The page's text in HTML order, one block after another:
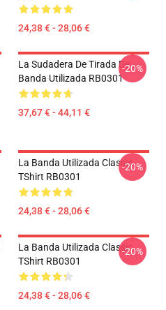
24,38 € - 28,06 €
La Sudadera De Tirada De
Banda Utilizada RB0301
37,67 € - 44,11 €
-20%
La Banda Utilizada Classic
TShirt RB0301
24,38 € - 28,06 €
-20%
La Banda Utilizada Classic
TShirt RB0301
24,38 € - 28,06 €
-20%